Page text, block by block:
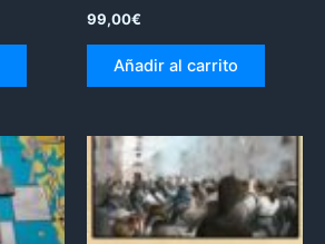
99,00€
Añadir al carrito